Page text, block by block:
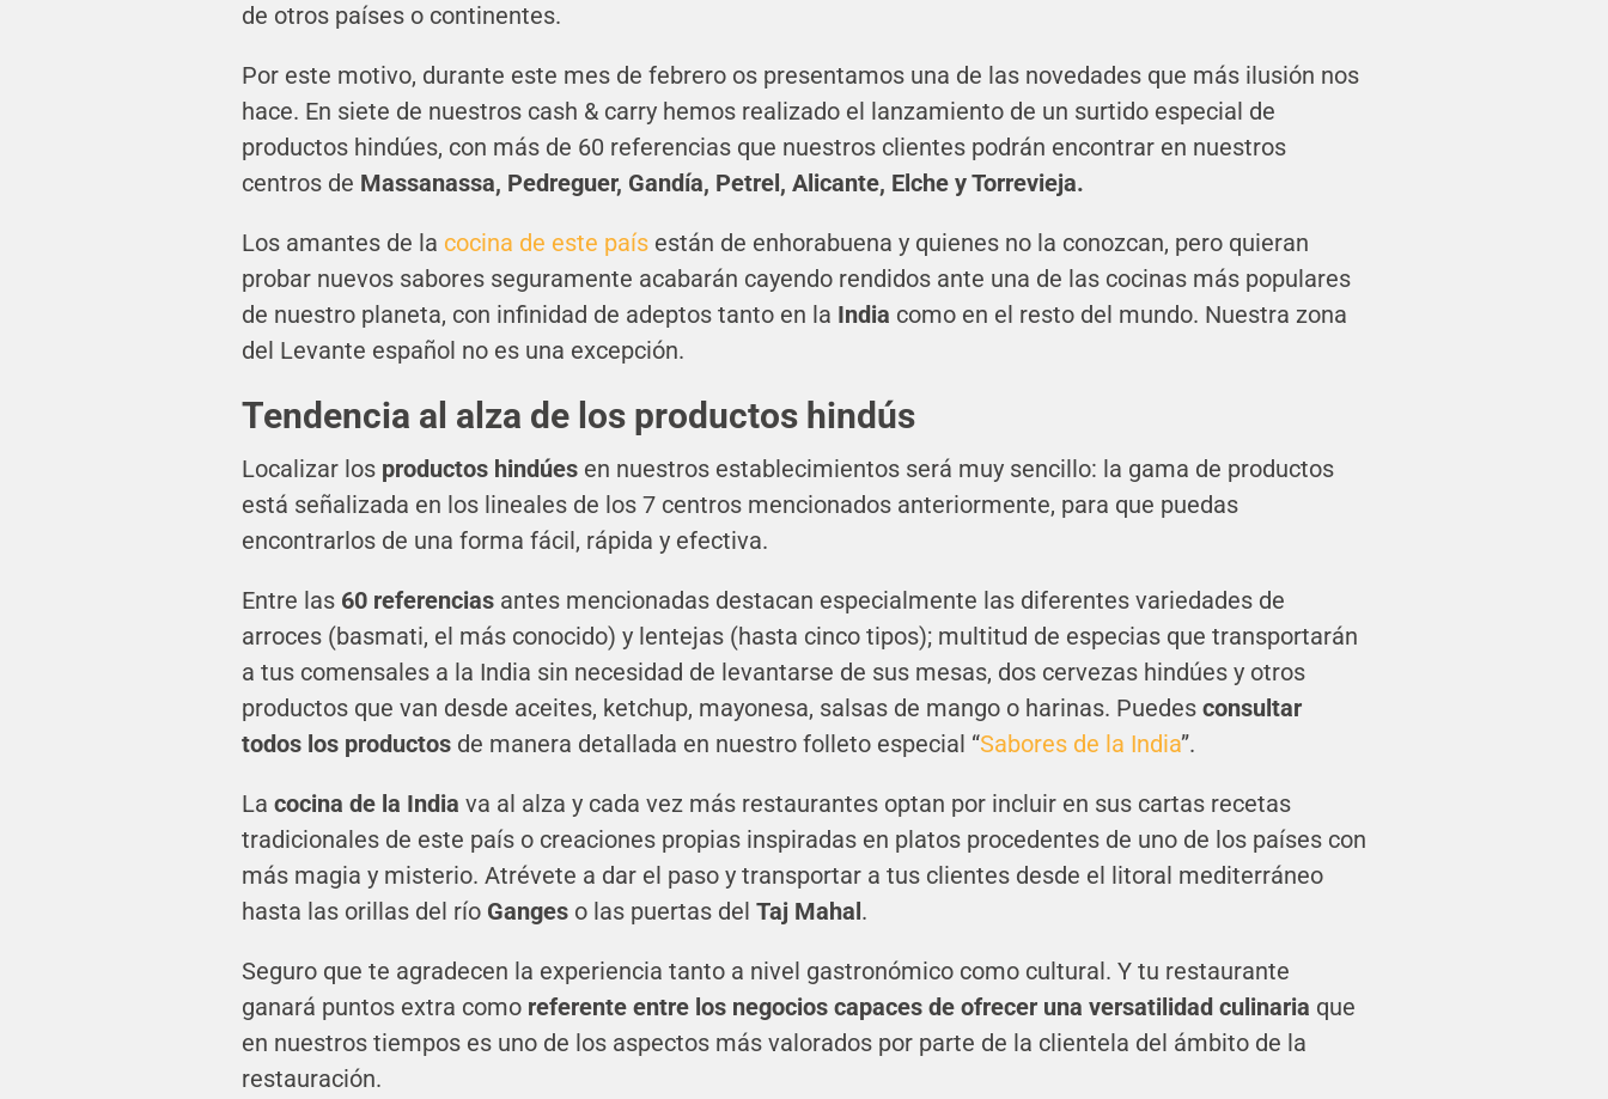
de otros países o continentes.
Por este motivo, durante este mes de febrero os presentamos una de las novedades que más ilusión nos
hace. En siete de nuestros cash & carry hemos realizado el lanzamiento de un surtido especial de
productos hindúes, con más de 60 referencias que nuestros clientes podrán encontrar en nuestros
centros de Massanassa, Pedreguer, Gandía, Petrel, Alicante, Elche y Torrevieja.
Los amantes de la cocina de este paísestán de enhorabuena y quienes no la conozcan, pero quieran
probar nuevos sabores seguramente acabarán cayendo rendidos ante una de las cocinas más populares
de nuestro planeta, con infinidad de adeptos tanto en la India como en el resto del mundo. Nuestra zona
del Levante español no es una excepción.
Tendencia al alza de los productos hindús
Localizar los productos hindúesen nuestros establecimientos será muy sencillo: la gama de productos
está señalizada en los lineales de los 7 centros mencionados anteriormente, para que puedas
encontrarlos de una forma fácil, rápida y efectiva.
Entre las 60 referenciasantes mencionadas destacan especialmente las diferentes variedades de
arroces (basmati, el más conocido) y lentejas (hasta cinco tipos); multitud de especias que transportarán
a tus comensales a la India sin necesidad de levantarse de sus mesas, dos cervezas hindúes y otros
productos que van desde aceites, ketchup, mayonesa, salsas de mango o harinas. Puedes consultar
todos los productosde manera detallada en nuestro folleto especial “Sabores de la India”.
La cocina de la India va al alza y cada vez más restaurantes optan por incluir en sus cartas recetas
tradicionales de este país o creaciones propias inspiradas en platos procedentes de uno de los países con
más magia y misterio. Atrévete a dar el paso y transportar a tus clientes desde el litoral mediterráneo
hasta las orillas del río Gangeso las puertas del Taj Mahal.
Seguro que te agradecen la experiencia tanto a nivel gastronómico como cultural. Y tu restaurante
ganará puntos extra como referente entre los negocios capaces de ofrecer una versatilidad culinaria que
en nuestros tiempos es uno de los aspectos más valorados por parte de la clientela del ámbito de la
restauración.